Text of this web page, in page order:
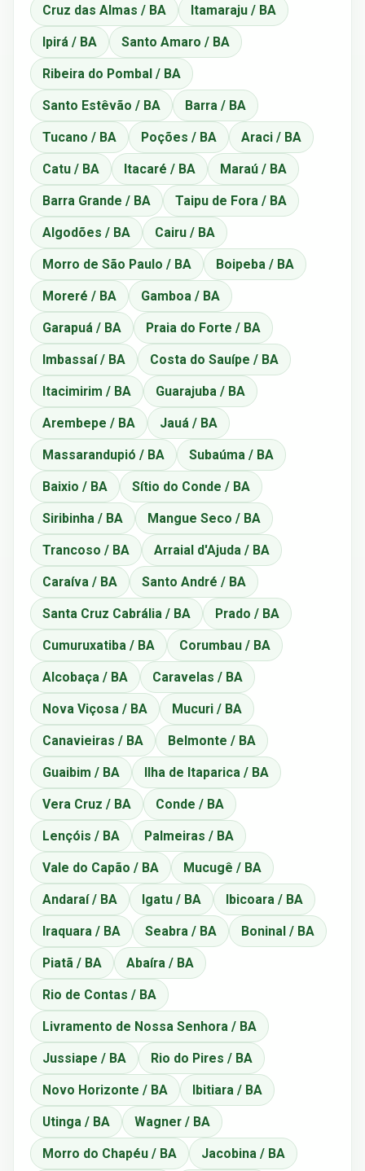
Cruz das Almas / BA Itamaraju / BA
Ipirá / BA Santo Amaro / BA
Ribeira do Pombal / BA
Santo Estêvão / BA Barra / BA
Tucano / BA Poções / BA Araci / BA
Catu / BA Itacaré / BA Maraú / BA
Barra Grande / BA Taipu de Fora / BA
Algodões / BA Cairu / BA
Morro de São Paulo / BA Boipeba / BA
Moreré / BA Gamboa / BA
Garapuá / BA Praia do Forte / BA
Imbassaí / BA Costa do Sauípe / BA
Itacimirim / BA Guarajuba / BA
Arembepe / BA Jauá / BA
Massarandupió / BA Subaúma / BA
Baixio / BA Sítio do Conde / BA
Siribinha / BA Mangue Seco / BA
Trancoso / BA Arraial d'Ajuda / BA
Caraíva / BA Santo André / BA
Santa Cruz Cabrália / BA Prado / BA
Cumuruxatiba / BA Corumbau / BA
Alcobaça / BA Caravelas / BA
Nova Viçosa / BA Mucuri / BA
Canavieiras / BA Belmonte / BA
Guaibim / BA Ilha de Itaparica / BA
Vera Cruz / BA Conde / BA
Lençóis / BA Palmeiras / BA
Vale do Capão / BA Mucugê / BA
Andaraí / BA Igatu / BA Ibicoara / BA
Iraquara / BA Seabra / BA Boninal / BA
Piatã / BA Abaíra / BA
Rio de Contas / BA
Livramento de Nossa Senhora / BA
Jussiape / BA Rio do Pires / BA
Novo Horizonte / BA Ibitiara / BA
Utinga / BA Wagner / BA
Morro do Chapéu / BA Jacobina / BA